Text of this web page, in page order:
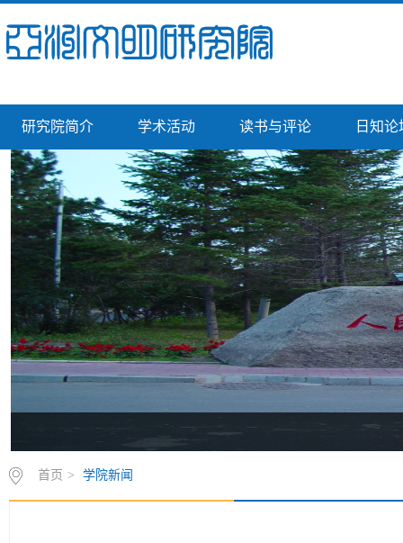
研究院简介 学术活动 读书与评论 日知论
首页 > 学院新闻